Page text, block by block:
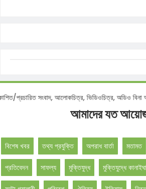
সংবাদ, আলোকচিত্র, ভিডিওচিত্র, অডিও বিনা
আমাদের যত
বিশেষ খবর তথ্য প্রযুক্তি অপরাধ বার্তা মতামত
প্রতিবেদন সাফল্য মুক্তিযুদ্ধ মুক্তিযুদ্ধে